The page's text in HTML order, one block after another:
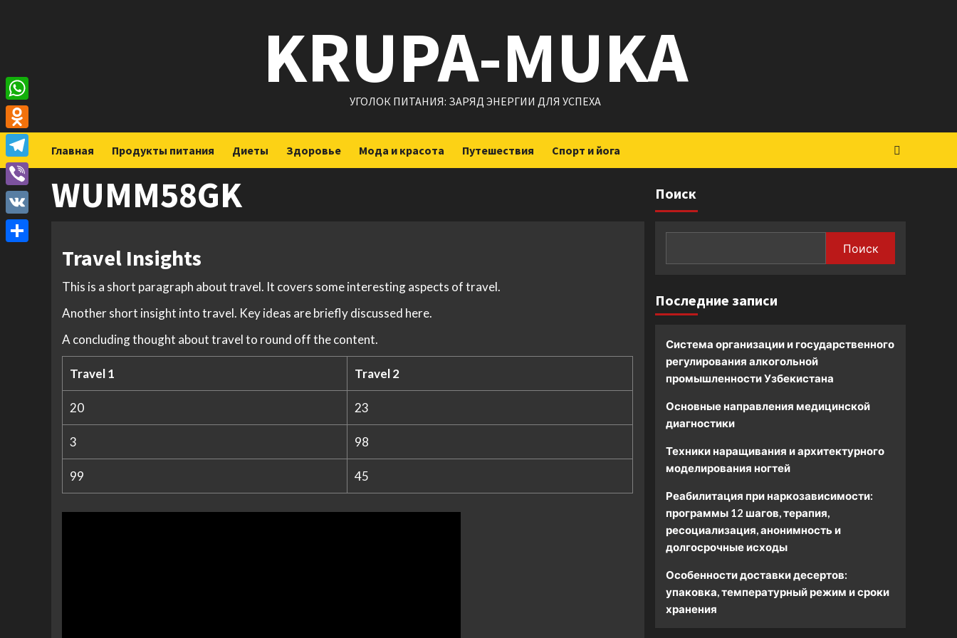
KRUPA-MUKA
УГОЛОК ПИТАНИЯ: ЗАРЯД ЭНЕРГИИ ДЛЯ УСПЕХА
Главная Продукты питания Диеты Здоровье Мода и красота Путешествия Спорт и йога
WUMM58GK
Travel Insights
This is a short paragraph about travel. It covers some interesting aspects of travel.
Another short insight into travel. Key ideas are briefly discussed here.
A concluding thought about travel to round off the content.
Travel 1 Travel 2
20 23
3 98
99 45
Поиск
Поиск
Последние записи
Система организации и государственного
регулирования алкогольной
промышленности Узбекистана
Основные направления медицинской
диагностики
Техники наращивания и архитектурного
моделирования ногтей
Реабилитация при наркозависимости:
программы 12 шагов, терапия,
ресоциализация, анонимность и
долгосрочные исходы
Особенности доставки десертов:
упаковка, температурный режим и сроки
хранения
WhatsApp
Odnoklassniki
Telegram
Viber
VK
Отправить